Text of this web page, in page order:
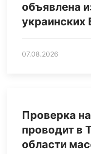
объявлена
07.08.2026
Проверка
проводит в
области